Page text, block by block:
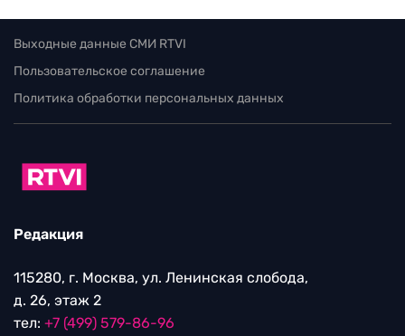
Выходные данные СМИ RTVI
Пользовательское соглашение
Политика обработки персональных данных
Редакция
115280, г. Москва, ул. Ленинская слобода,
д. 26, этаж 2
тел: +7 (499) 579-86-96